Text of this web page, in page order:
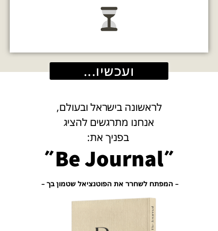
ועכשיו...
לראשונה בישראל ובעולם,
אנחנו מתרגשים להציג
בפניך את:
״Be Journal״
– המפתח לשחרר את הפוטנציאל שטמון בך –